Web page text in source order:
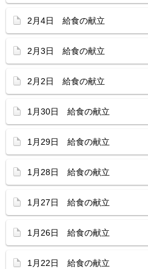
2月4日 給食の献立
2月3日 給食の献立
2月2日 給食の献立
1月30日 給食の献立
1月29日 給食の献立
1月28日 給食の献立
1月27日 給食の献立
1月26日 給食の献立
1月22日 給食の献立